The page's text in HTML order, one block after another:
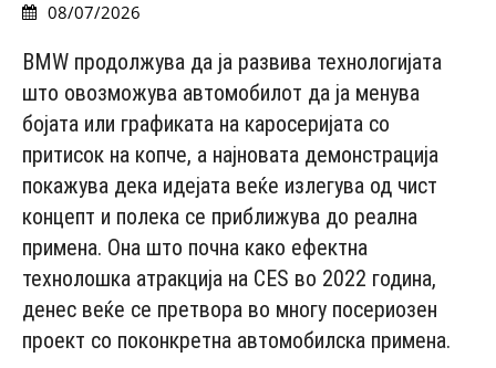
08/07/2026
BMW продолжува да ја развива технологијата
што овозможува автомобилот да ја менува
бојата или графиката на каросеријата со
притисок на копче, а најновата демонстрација
покажува дека идејата веќе излегува од чист
концепт и полека се приближува до реална
примена. Она што почна како ефектна
технолошка атракција на CES во 2022 година,
денес веќе се претвора во многу посериозен
проект со поконкретна автомобилска примена.